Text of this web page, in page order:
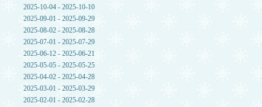
2025-10-04 - 2025-10-10
2025-09-01 - 2025-09-29
2025-08-02 - 2025-08-28
2025-07-01 - 2025-07-29
2025-06-12 - 2025-06-21
2025-05-05 - 2025-05-25
2025-04-02 - 2025-04-28
2025-03-01 - 2025-03-29
2025-02-01 - 2025-02-28